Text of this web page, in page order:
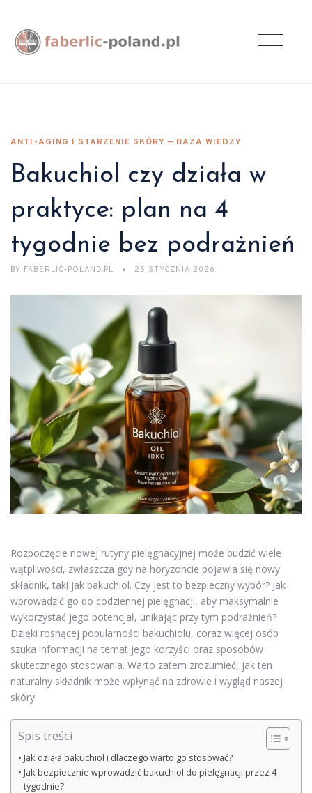
ANTI-AGING I STARZENIE SKÓRY — BAZA WIEDZY
Bakuchiol czy działa w
praktyce: plan na 4
tygodnie bez podrażnień
BY FABERLIC-POLAND.PL 25 STYCZNIA 2026
Rozpoczęcie nowej rutyny pielęgnacyjnej może budzić wiele
wątpliwości, zwłaszcza gdy na horyzoncie pojawia się nowy
składnik, taki jak bakuchiol. Czy jest to bezpieczny wybór? Jak
wprowadzić go do codziennej pielęgnacji, aby maksymalnie
wykorzystać jego potencjał, unikając przy tym podrażnień?
Dzięki rosnącej popularności bakuchiolu, coraz więcej osób
szuka informacji na temat jego korzyści oraz sposobów
skutecznego stosowania. Warto zatem zrozumieć, jak ten
naturalny składnik może wpłynąć na zdrowie i wygląd naszej
skóry.
Spis treści
Jak działa bakuchiol i dlaczego warto go stosować?
Jak bezpiecznie wprowadzić bakuchiol do pielęgnacji przez 4
tygodnie?